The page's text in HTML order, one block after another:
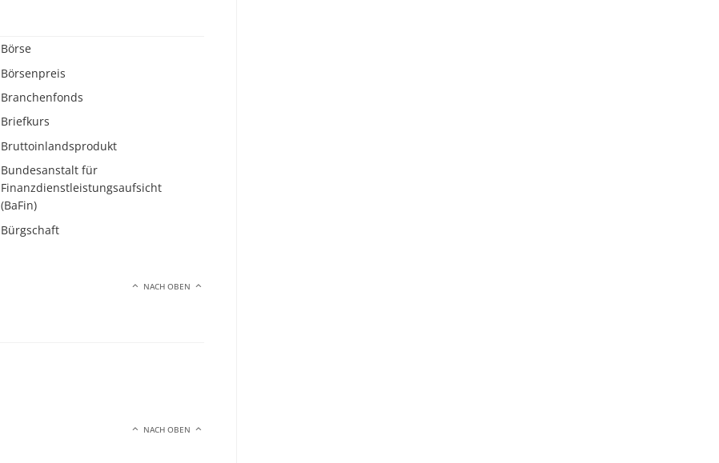
Börse
Börsenpreis
Branchenfonds
Briefkurs
Bruttoinlandsprodukt
Bundesanstalt für
Finanzdienstleistungsaufsicht
(BaFin)
Bürgschaft
NACH OBEN
NACH OBEN